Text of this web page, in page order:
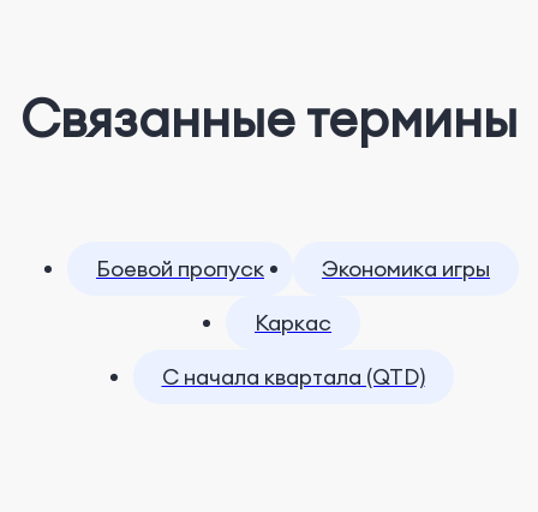
Связанные термины
Боевой пропуск
Экономика игры
Каркас
С начала квартала (QTD)